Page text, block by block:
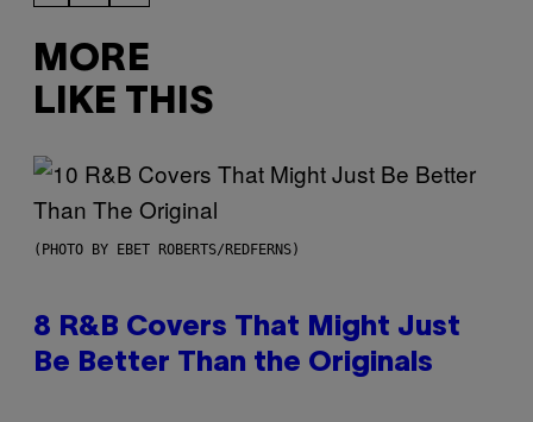
MORE
LIKE THIS
(PHOTO BY EBET ROBERTS/REDFERNS)
8 R&B Covers That Might Just
Be Better Than the Originals